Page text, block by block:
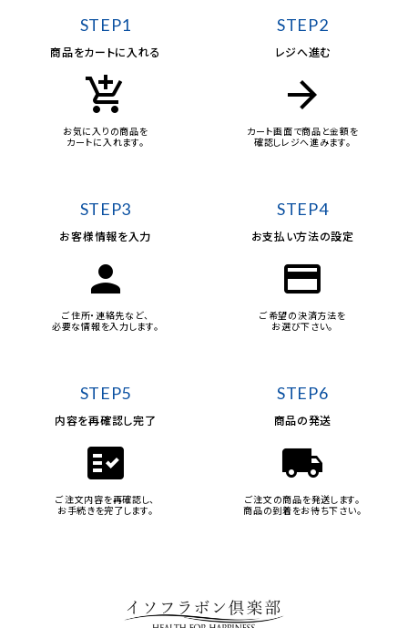
STEP1
商品をカートに入れる
add_shopping_cart
お気に入りの商品を
カートに入れます。
STEP2
レジへ進む
arrow_forward
カート画面で商品と金額を
確認しレジへ進みます。
STEP3
お客様情報を入力
person
ご住所・連絡先など、
必要な情報を入力します。
STEP4
お支払い方法の設定
credit_card
ご希望の決済方法を
お選び下さい。
STEP5
内容を再確認し完了
fact_check
ご注文内容を再確認し、
お手続きを完了します。
STEP6
商品の発送
local_shipping
ご注文の商品を発送します。
商品の到着をお待ち下さい。